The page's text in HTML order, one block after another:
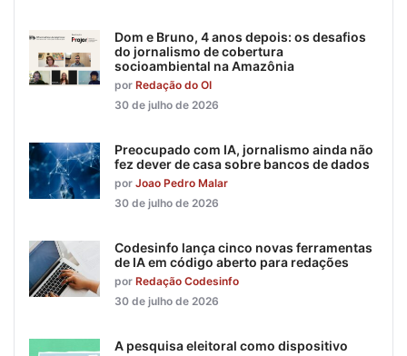
Dom e Bruno, 4 anos depois: os desafios
do jornalismo de cobertura
socioambiental na Amazônia
por Redação do OI
30 de julho de 2026
Preocupado com IA, jornalismo ainda não
fez dever de casa sobre bancos de dados
por Joao Pedro Malar
30 de julho de 2026
Codesinfo lança cinco novas ferramentas
de IA em código aberto para redações
por Redação Codesinfo
30 de julho de 2026
A pesquisa eleitoral como dispositivo